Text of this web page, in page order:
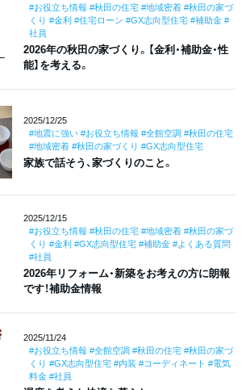
#お役立ち情報 #秋田の住宅 #地域密着 #秋田の家づ
くり #金利 #住宅ローン #GX志向型住宅 #補助金 #
社員
2026年の秋田の家づくり。【金利・補助金・性
能】を考える。
2025/12/25
#地震に強い #お役立ち情報 #全館空調 #秋田の住宅
#地域密着 #秋田の家づくり #GX志向型住宅
家族で話そう、家づくりのこと。
2025/12/15
#お役立ち情報 #秋田の住宅 #地域密着 #秋田の家づ
くり #金利 #GX志向型住宅 #補助金 #よくある質問
#社員
2026年リフォーム・新築をお考えの方に朗報
です！補助金情報
2025/11/24
#お役立ち情報 #全館空調 #秋田の住宅 #秋田の家づ
くり #GX志向型住宅 #内装 #コーディネート #電気
料金 #社員